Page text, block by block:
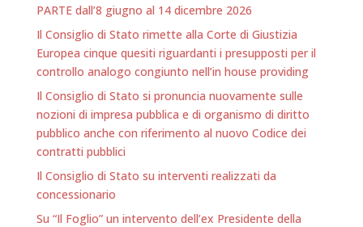
PARTE dall’8 giugno al 14 dicembre 2026
Il Consiglio di Stato rimette alla Corte di Giustizia
Europea cinque quesiti riguardanti i presupposti per il
controllo analogo congiunto nell’in house providing
Il Consiglio di Stato si pronuncia nuovamente sulle
nozioni di impresa pubblica e di organismo di diritto
pubblico anche con riferimento al nuovo Codice dei
contratti pubblici
Il Consiglio di Stato su interventi realizzati da
concessionario
Su “Il Foglio” un intervento dell’ex Presidente della